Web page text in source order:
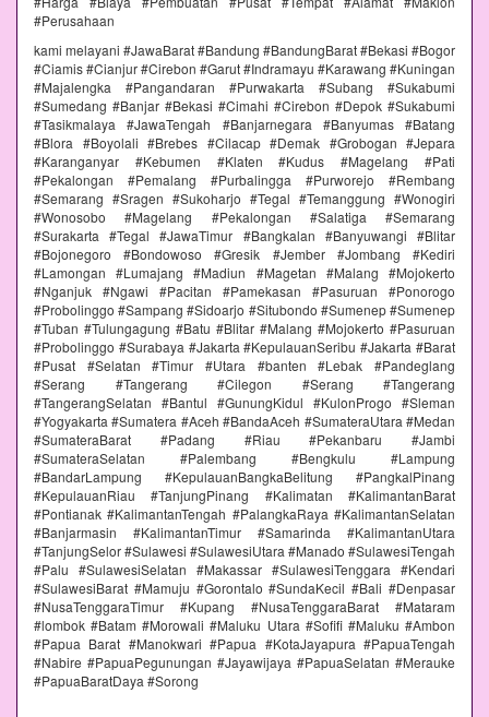
#Perusahaan
kami melayani #JawaBarat #Bandung #BandungBarat #Bekasi #Bogor
#Ciamis #Cianjur #Cirebon #Garut #Indramayu #Karawang #Kuningan
#Majalengka #Pangandaran #Purwakarta #Subang #Sukabumi
#Sumedang #Banjar #Bekasi #Cimahi #Cirebon #Depok #Sukabumi
#Tasikmalaya #JawaTengah #Banjarnegara #Banyumas #Batang
#Blora #Boyolali #Brebes #Cilacap #Demak #Grobogan #Jepara
#Karanganyar #Kebumen #Klaten #Kudus #Magelang #Pati
#Pekalongan #Pemalang #Purbalingga #Purworejo #Rembang
#Semarang #Sragen #Sukoharjo #Tegal #Temanggung #Wonogiri
#Wonosobo #Magelang #Pekalongan #Salatiga #Semarang
#Surakarta #Tegal #JawaTimur #Bangkalan #Banyuwangi #Blitar
#Bojonegoro #Bondowoso #Gresik #Jember #Jombang #Kediri
#Lamongan #Lumajang #Madiun #Magetan #Malang #Mojokerto
#Nganjuk #Ngawi #Pacitan #Pamekasan #Pasuruan #Ponorogo
#Probolinggo #Sampang #Sidoarjo #Situbondo #Sumenep #Sumenep
#Tuban #Tulungagung #Batu #Blitar #Malang #Mojokerto #Pasuruan
#Probolinggo #Surabaya #Jakarta #KepulauanSeribu #Jakarta #Barat
#Pusat #Selatan #Timur #Utara #banten #Lebak #Pandeglang
#Serang #Tangerang #Cilegon #Serang #Tangerang
#TangerangSelatan #Bantul #GunungKidul #KulonProgo #Sleman
#Yogyakarta #Sumatera #Aceh #BandaAceh #SumateraUtara #Medan
#SumateraBarat #Padang #Riau #Pekanbaru #Jambi
#SumateraSelatan #Palembang #Bengkulu #Lampung
#BandarLampung #KepulauanBangkaBelitung #PangkalPinang
#KepulauanRiau #TanjungPinang #Kalimatan #KalimantanBarat
#Pontianak #KalimantanTengah #PalangkaRaya #KalimantanSelatan
#Banjarmasin #KalimantanTimur #Samarinda #KalimantanUtara
#TanjungSelor #Sulawesi #SulawesiUtara #Manado #SulawesiTengah
#Palu #SulawesiSelatan #Makassar #SulawesiTenggara #Kendari
#SulawesiBarat #Mamuju #Gorontalo #SundaKecil #Bali #Denpasar
#NusaTenggaraTimur #Kupang #NusaTenggaraBarat #Mataram
#lombok #Batam #Morowali #Maluku Utara #Sofifi #Maluku #Ambon
#Papua Barat #Manokwari #Papua #KotaJayapura #PapuaTengah
#Nabire #PapuaPegunungan #Jayawijaya #PapuaSelatan #Merauke
#PapuaBaratDaya #Sorong